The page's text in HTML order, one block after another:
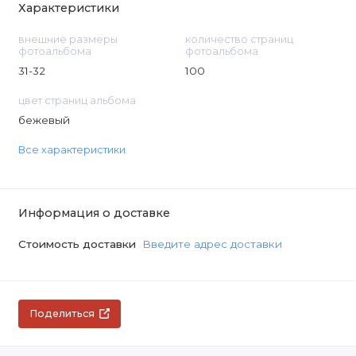
Характеристики
внешние размеры
фотоальбома
31-32
количество страниц
фотоальбома
100
цвет страниц альбома
бежевый
Все характеристики
Информация о доставке
Стоимость доставки Введите адрес доставки
Поделиться